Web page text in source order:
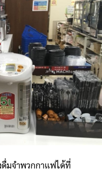
ดื่มจำพวกกาแฟได้ที่